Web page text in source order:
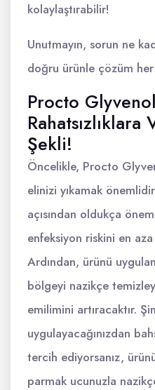
kolaylaştırabilir!
Unutmayın, sorun ne
doğru ürünle çözüm
Procto
Rahatsızlıklara
Şekli!
Öncelikle, Procto
elinizi yıkamak
açısından oldukça
enfeksiyon riskini en
Ardından, ürünü
bölgeyi nazikçe
emilimini artıracaktır.
uygulayacağınızdan
tercih ediyorsanız,
parmak ucunuzla